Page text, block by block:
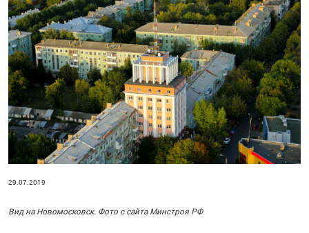
29.07.2019
Вид на Новомосковск. Фото с сайта Минстроя РФ